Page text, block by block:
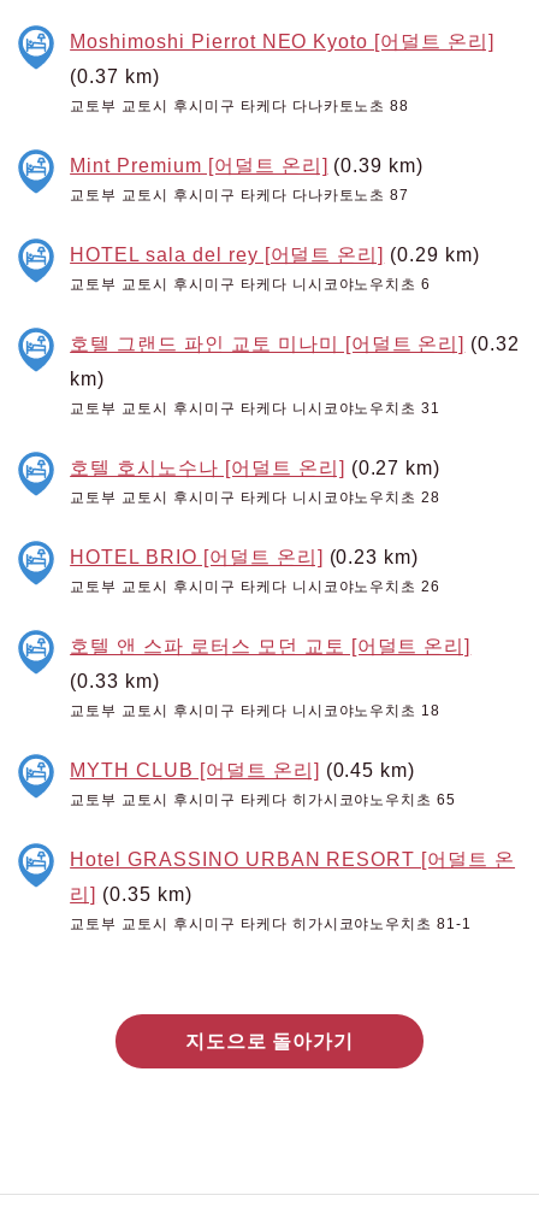
Moshimoshi Pierrot NEO Kyoto [어덜트 온리]
(0.37 km)
교토부 교토시 후시미구 타케다 다나카토노초 88
Mint Premium [어덜트 온리] (0.39 km)
교토부 교토시 후시미구 타케다 다나카토노초 87
HOTEL sala del rey [어덜트 온리] (0.29 km)
교토부 교토시 후시미구 타케다 니시코야노우치초 6
호텔 그랜드 파인 교토 미나미 [어덜트 온리] (0.32
km)
교토부 교토시 후시미구 타케다 니시코야노우치초 31
호텔 호시노수나 [어덜트 온리] (0.27 km)
교토부 교토시 후시미구 타케다 니시코야노우치초 28
HOTEL BRIO [어덜트 온리] (0.23 km)
교토부 교토시 후시미구 타케다 니시코야노우치초 26
호텔 앤 스파 로터스 모던 교토 [어덜트 온리]
(0.33 km)
교토부 교토시 후시미구 타케다 니시코야노우치초 18
MYTH CLUB [어덜트 온리] (0.45 km)
교토부 교토시 후시미구 타케다 히가시코야노우치초 65
Hotel GRASSINO URBAN RESORT [어덜트 온
리] (0.35 km)
교토부 교토시 후시미구 타케다 히가시코야노우치초 81-1
지도으로 돌아가기